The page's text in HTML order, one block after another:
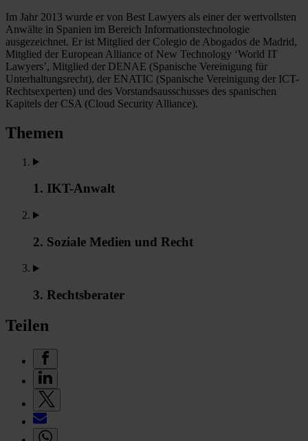
Im Jahr 2013 wurde er von Best Lawyers als einer der wertvollsten
Anwälte in Spanien im Bereich Informationstechnologie
ausgezeichnet. Er ist Mitglied der Colegio de Abogados de Madrid,
Mitglied der European Alliance of New Technology ‘World IT
Lawyers’, Mitglied der DENAE (Spanische Vereinigung für
Unterhaltungsrecht), der ENATIC (Spanische Vereinigung der ICT-
Rechtsexperten) und des Vorstandsausschusses des spanischen
Kapitels der CSA (Cloud Security Alliance).
Themen
1. IKT-Anwalt
2. Soziale Medien und Recht
3. Rechtsberater
Teilen